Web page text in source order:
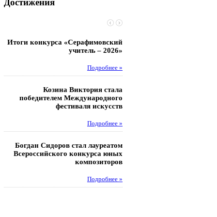
Достижения
Итоги конкурса «Серафимовский
учитель – 2026»
Подробнее »
Козина Виктория стала
победителем Международного
фестиваля искусств
Подробнее »
Богдан Сидоров стал лауреатом
Всероссийского конкурса юных
композиторов
Подробнее »